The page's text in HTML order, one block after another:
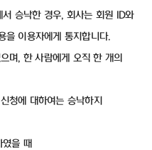
승낙한 경우, 회사는 회원 ID와
을 이용자에게 통지합니다.
며, 한 사람에게 오직 한 개의
청에 대하여는 승낙하지
을 때